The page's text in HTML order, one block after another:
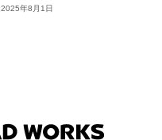
2025年8月1日